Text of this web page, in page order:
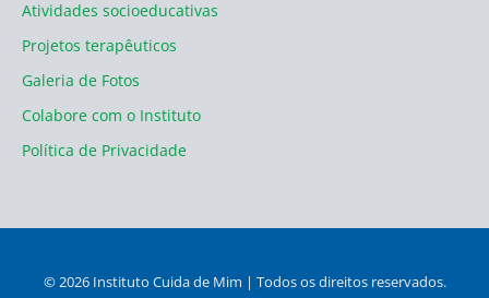
Atividades socioeducativas
Projetos terapêuticos
Galeria de Fotos
Colabore com o Instituto
Política de Privacidade
© 2026 Instituto Cuida de Mim | Todos os direitos reservados.